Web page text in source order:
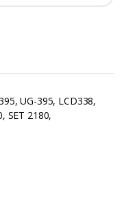
UG-395, LCD338,
SET 2180,